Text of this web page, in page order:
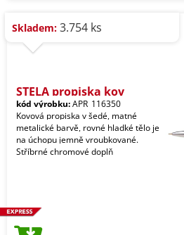
Skladem: 3.754 ks
STELA propiska kov
kód výrobku:APR_116350
Kovová propiska v šedé, matné
metalické barvě, rovné hladké tělo je
na úchopu jemně vroubkované.
Stříbrné chromové doplň